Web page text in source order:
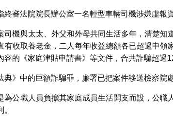
終審法院院長辦公室一名輕型車輛司機涉嫌虛報
司機與太太、外父和外母共同生活多年，清楚知
有收取養老金，二人每年收益總額各已超過申領
容的《家庭津貼申請書》等文件，合共詐騙超過
典》中的巨額詐騙罪，廉署已把案件移送檢察院
為公職人員負擔其家庭成員生活開支而設，公職